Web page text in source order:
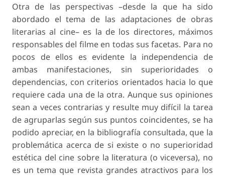
Otra de las perspectivas –desde la que ha sido
abordado el tema de las adaptaciones de obras
literarias al cine– es la de los directores, máximos
responsables del filme en todas sus facetas. Para no
pocos de ellos es evidente la independencia de
ambas manifestaciones, sin superioridades o
dependencias, con criterios orientados hacia lo que
requiere cada una de la otra. Aunque sus opiniones
sean a veces contrarias y resulte muy difícil la tarea
de agruparlas según sus puntos coincidentes, se ha
podido apreciar, en la bibliografía consultada, que la
problemática acerca de si existe o no superioridad
estética del cine sobre la literatura (o viceversa), no
es un tema que revista grandes atractivos para los